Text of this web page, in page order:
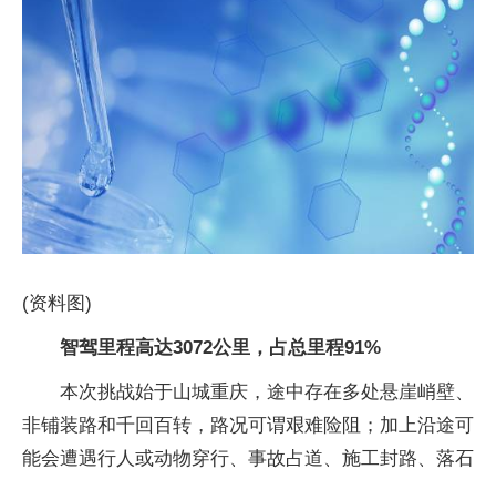
(资料图)
智驾里程高达3072公里，占总里程91%
本次挑战始于山城重庆，途中存在多处悬崖峭壁、
非铺装路和千回百转，路况可谓艰难险阻；加上沿途可
能会遭遇行人或动物穿行、事故占道、施工封路、落石